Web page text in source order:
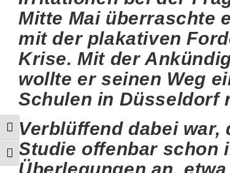
Umschalten auf hohe Kontraste
Schrift vergrößern
Mitte Mai überraschte
mit der plakativen
Krise. Mit der
wollte er seinen Weg
Schulen in Düsseldorf
Verblüffend dabei
Studie offenbar schon
Überlegungen an,